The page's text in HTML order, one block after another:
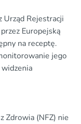
Urząd Rejestracji
Europejską
na receptę.
jego
Zdrowia (NFZ) nie